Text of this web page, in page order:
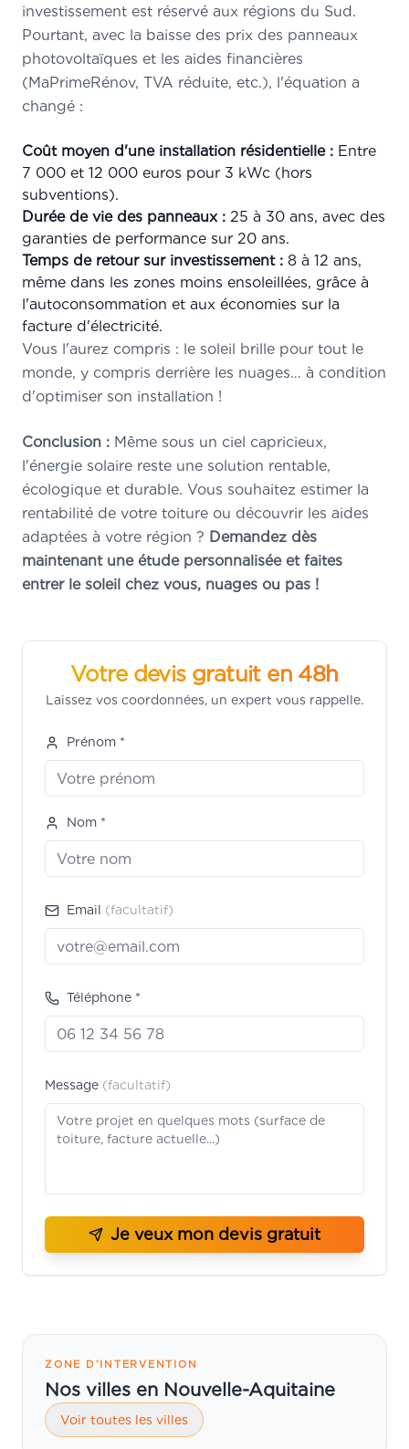
investissement est réservé aux régions du Sud.
Pourtant, avec la baisse des prix des panneaux
photovoltaïques et les aides financières
(MaPrimeRénov, TVA réduite, etc.), l'équation a
changé :
Coût moyen d'une installation résidentielle : Entre
7 000 et 12 000 euros pour 3 kWc (hors
subventions).
Durée de vie des panneaux : 25 à 30 ans, avec des
garanties de performance sur 20 ans.
Temps de retour sur investissement : 8 à 12 ans,
même dans les zones moins ensoleillées, grâce à
l'autoconsommation et aux économies sur la
facture d'électricité.
Vous l'aurez compris : le soleil brille pour tout le
monde, y compris derrière les nuages… à condition
d'optimiser son installation !
Conclusion : Même sous un ciel capricieux,
l'énergie solaire reste une solution rentable,
écologique et durable. Vous souhaitez estimer la
rentabilité de votre toiture ou découvrir les aides
adaptées à votre région ? Demandez dès
maintenant une étude personnalisée et faites
entrer le soleil chez vous, nuages ou pas !
Votre devis gratuit en 48h
Laissez vos coordonnées, un expert vous rappelle.
Prénom *
Nom *
Email (facultatif)
Téléphone *
Message (facultatif)
Je veux mon devis gratuit
ZONE D’INTERVENTION
Nos villes en Nouvelle-Aquitaine
Voir toutes les villes